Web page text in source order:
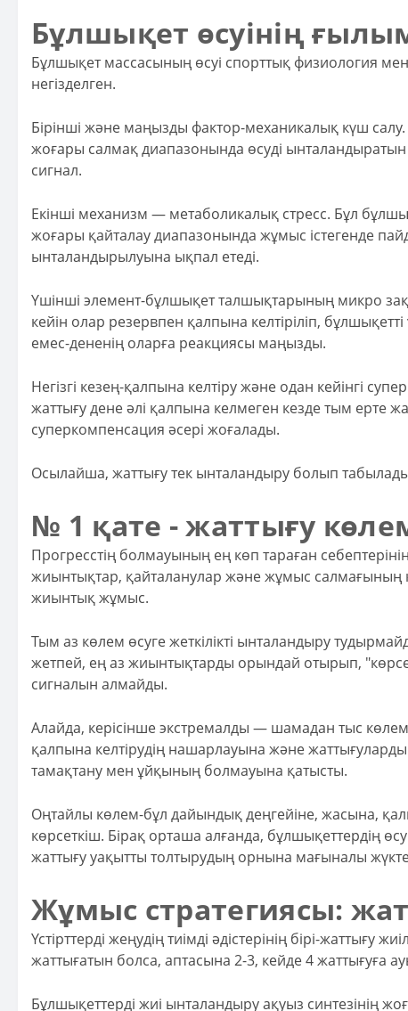
Бұлшықет өсуінің
Бұлшықет массасының өсуі спорттық физиология
негізделген.
Бірінші және маңызды фактор-механикалық күш
жоғары салмақ диапазонында өсуді ынталандыратын
сигнал.
Екінші механизм — метаболикалық стресс. Бұл
жоғары қайталау диапазонында жұмыс істегенде
ынталандырылуына ықпал етеді.
Үшінші элемент-бұлшықет талшықтарының микро
кейін олар резервпен қалпына келтіріліп,
емес-дененің оларға реакциясы маңызды.
Негізгі кезең-қалпына келтіру және одан кейінгі
жаттығу дене әлі қалпына келмеген кезде тым ерте
суперкомпенсация әсері жоғалады.
Осылайша, жаттығу тек ынталандыру болып
№ 1 қате - жаттығу
Прогресстің болмауының ең көп тараған себептерінің
жиынтықтар, қайталанулар және жұмыс салмағының
жиынтық жұмыс.
Тым аз көлем өсуге жеткілікті ынталандыру
жетпей, ең аз жиынтықтарды орындай отырып,
сигналын алмайды.
Алайда, керісінше экстремалды — шамадан тыс
қалпына келтірудің нашарлауына және
тамақтану мен ұйқының болмауына қатысты.
Оңтайлы көлем-бұл дайындық деңгейіне, жасына,
көрсеткіш. Бірақ орташа алғанда, бұлшықеттердің
жаттығу уақытты толтырудың орнына мағыналы
Жұмыс стратегиясы:
Үстірттерді жеңудің тиімді әдістерінің бірі-
жаттығатын болса, аптасына 2-3, кейде 4 жаттығуға
Бұлшықеттерді жиі ынталандыру ақуыз синтезінің